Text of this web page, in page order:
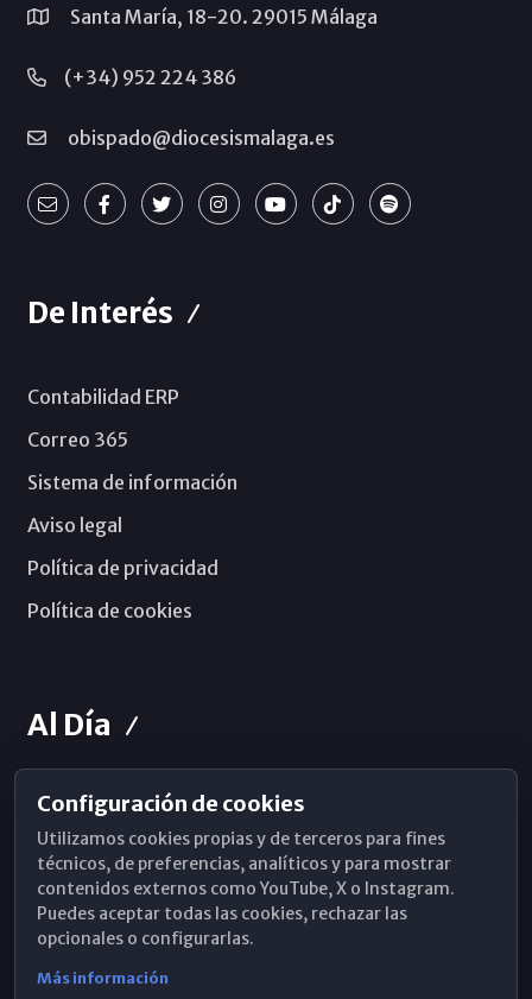
Santa María, 18-20. 29015 Málaga
(+34) 952 224 386
obispado@diocesismalaga.es
De Interés
Contabilidad ERP
Correo 365
Sistema de información
Aviso legal
Política de privacidad
Política de cookies
Al Día
Horarios de Misa
Hemeroteca
WhatsApp
Configuración de cookies
Utilizamos cookies propias y de terceros para fines
técnicos, de preferencias, analíticos y para mostrar
contenidos externos como YouTube, X o Instagram.
Puedes aceptar todas las cookies, rechazar las
opcionales o configurarlas.
Más información